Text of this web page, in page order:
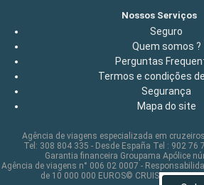
Nossos Serviços
Seguro
Quem somos ?
Perguntas
Termos e condições
Segurança
Mapa do site
Agência de viagens especializada em cruzeiros
Tel: 308 804 335 - Desde España Tel : 902 76
Garantia financeira Groupama Apólice
Agência de viagens n° 006 02 0007 -
de 10 000 000 EUROS© CRUISELINE